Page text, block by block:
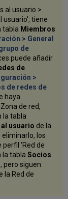
al usuario >
usuario', tiene
tabla Miembros
> General
de
puede añadir
de
>
de redes de
haya
de red,
la tabla
usuario de la
eliminarlo, los
perfil 'Red de
la tabla Socios
, pero siguen
la Red de